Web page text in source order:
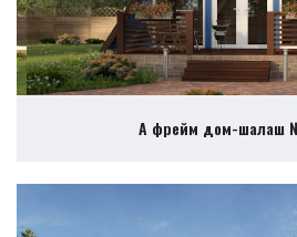
А фрейм дом-